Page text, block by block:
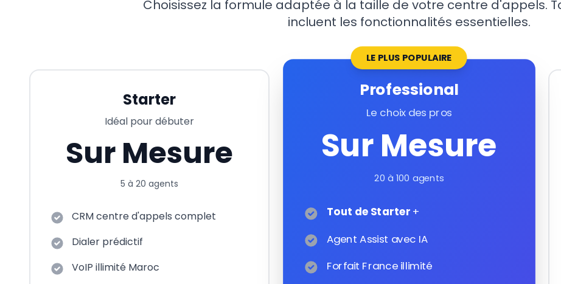
Choisissez la formule adaptée à la taille de votre centre d'appels.
incluent les fonctionnalités essentielles.
Starter
Idéal pour débuter
Sur Mesure
5 à 20 agents
CRM centre d'appels complet
Dialer prédictif
VoIP illimité Maroc
LE PLUS POPULAIRE
Professional
Le choix des pros
Sur Mesure
20 à 100 agents
Tout de Starter+
Agent Assist avec IA
Forfait France illimité